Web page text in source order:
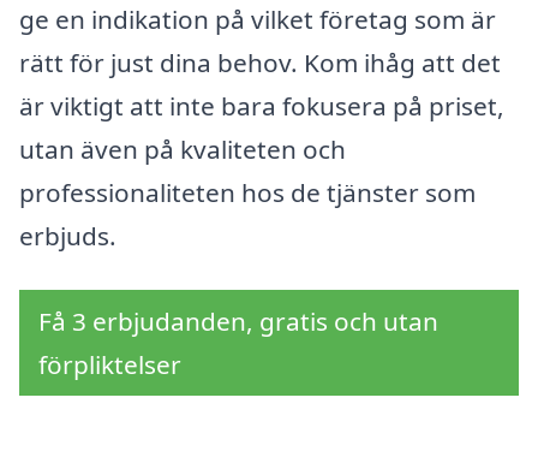
ge en indikation på vilket företag som är
rätt för just dina behov. Kom ihåg att det
är viktigt att inte bara fokusera på priset,
utan även på kvaliteten och
professionaliteten hos de tjänster som
erbjuds.
Få 3 erbjudanden, gratis och utan
förpliktelser